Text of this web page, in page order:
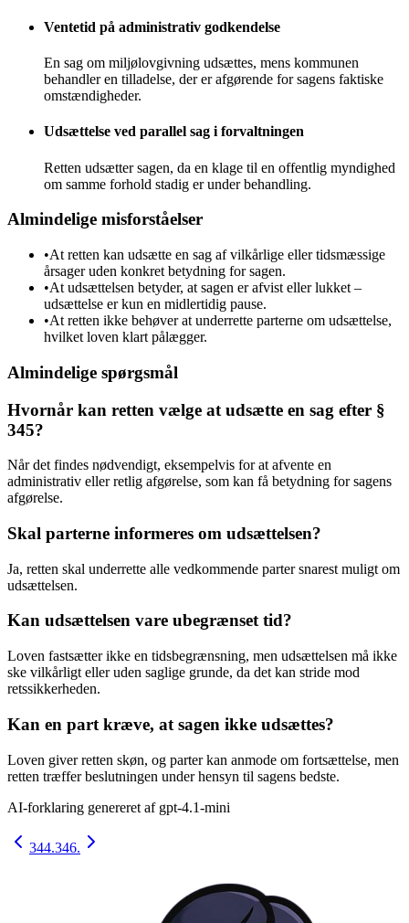
Ventetid på administrativ godkendelse
En sag om miljølovgivning udsættes, mens kommunen
behandler en tilladelse, der er afgørende for sagens faktiske
omstændigheder.
Udsættelse ved parallel sag i forvaltningen
Retten udsætter sagen, da en klage til en offentlig myndighed
om samme forhold stadig er under behandling.
Almindelige misforståelser
•At retten kan udsætte en sag af vilkårlige eller tidsmæssige
årsager uden konkret betydning for sagen.
•At udsættelsen betyder, at sagen er afvist eller lukket –
udsættelse er kun en midlertidig pause.
•At retten ikke behøver at underrette parterne om udsættelse,
hvilket loven klart pålægger.
Almindelige spørgsmål
Hvornår kan retten vælge at udsætte en sag efter §
345?
Når det findes nødvendigt, eksempelvis for at afvente en
administrativ eller retlig afgørelse, som kan få betydning for sagens
afgørelse.
Skal parterne informeres om udsættelsen?
Ja, retten skal underrette alle vedkommende parter snarest muligt om
udsættelsen.
Kan udsættelsen vare ubegrænset tid?
Loven fastsætter ikke en tidsbegrænsning, men udsættelsen må ikke
ske vilkårligt eller uden saglige grunde, da det kan stride mod
retssikkerheden.
Kan en part kræve, at sagen ikke udsættes?
Loven giver retten skøn, og parter kan anmode om fortsættelse, men
retten træffer beslutningen under hensyn til sagens bedste.
AI-forklaring genereret af gpt-4.1-mini
344.346.